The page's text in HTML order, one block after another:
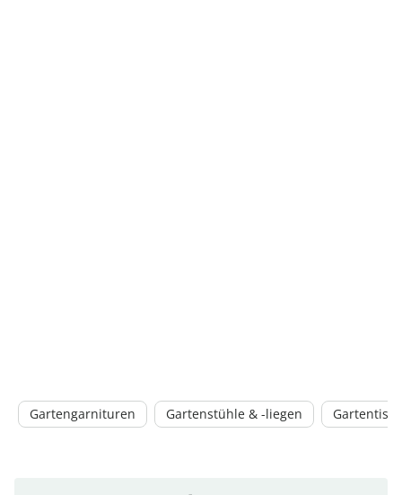
Gartengarnituren Gartenstühle & -liegen